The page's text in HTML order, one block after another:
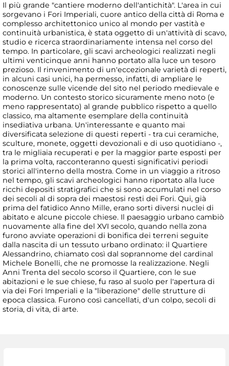
Il più grande "cantiere moderno dell'antichità". L'area in cui
sorgevano i Fori Imperiali, cuore antico della città di Roma e
complesso architettonico unico al mondo per vastità e
continuità urbanistica, è stata oggetto di un'attività di scavo,
studio e ricerca straordinariamente intensa nel corso del
tempo. In particolare, gli scavi archeologici realizzati negli
ultimi venticinque anni hanno portato alla luce un tesoro
prezioso. Il rinvenimento di un'eccezionale varietà di reperti,
in alcuni casi unici, ha permesso, infatti, di ampliare le
conoscenze sulle vicende del sito nel periodo medievale e
moderno. Un contesto storico sicuramente meno noto (e
meno rappresentato) al grande pubblico rispetto a quello
classico, ma altamente esemplare della continuità
insediativa urbana. Un'interessante e quanto mai
diversificata selezione di questi reperti - tra cui ceramiche,
sculture, monete, oggetti devozionali e di uso quotidiano -,
tra le migliaia recuperati e per la maggior parte esposti per
la prima volta, racconteranno questi significativi periodi
storici all'interno della mostra. Come in un viaggio a ritroso
nel tempo, gli scavi archeologici hanno riportato alla luce
ricchi depositi stratigrafici che si sono accumulati nel corso
dei secoli al di sopra dei maestosi resti dei Fori. Qui, già
prima del fatidico Anno Mille, erano sorti diversi nuclei di
abitato e alcune piccole chiese. Il paesaggio urbano cambiò
nuovamente alla fine del XVI secolo, quando nella zona
furono avviate operazioni di bonifica dei terreni seguite
dalla nascita di un tessuto urbano ordinato: il Quartiere
Alessandrino, chiamato così dal soprannome del cardinal
Michele Bonelli, che ne promosse la realizzazione. Negli
Anni Trenta del secolo scorso il Quartiere, con le sue
abitazioni e le sue chiese, fu raso al suolo per l'apertura di
via dei Fori Imperiali e la "liberazione" delle strutture di
epoca classica. Furono così cancellati, d'un colpo, secoli di
storia, di vita, di arte.